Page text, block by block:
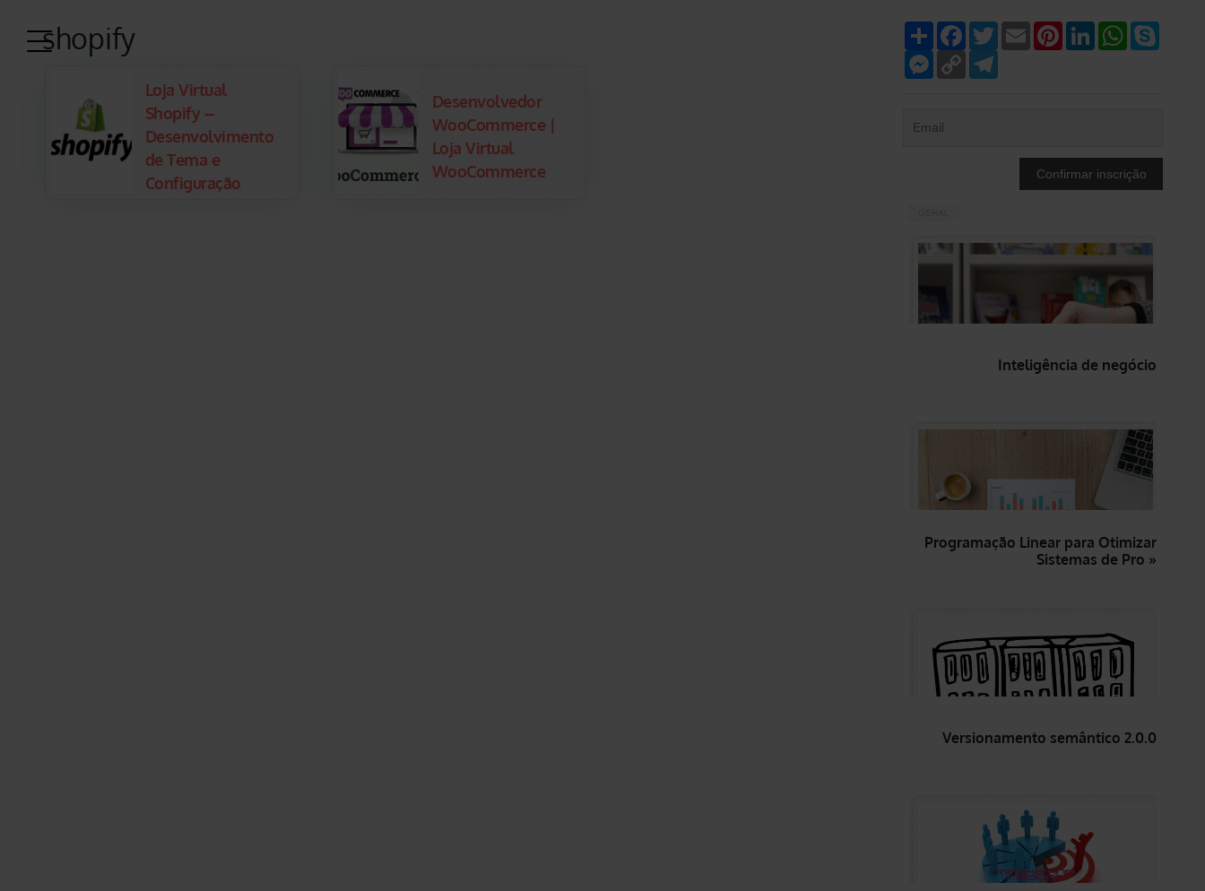
Compartilhar
FacebookTwitterEmailPinterestLinkedInWhatsApp
Messenger
Copy
Link
Inteligência de negócio
Programação Linear para Otimizar
Sistemas de Pro »
Versionamento semântico 2.0.0
shopify
Loja Virtual
Shopify –
Desenvolvimento
de Tema e
Configuração
Desenvolvedor
WooCommerce |
Loja Virtual
WooCommerce